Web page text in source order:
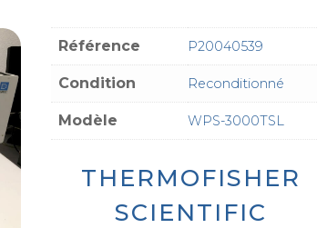
Référence P20040539
Condition Reconditionné
Modèle WPS-3000TSL
THERMOFISHER
SCIENTIFIC